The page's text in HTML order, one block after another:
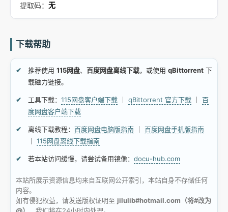
提取码： 无
下载帮助
推荐使用 115网盘、 百度网盘离线下载，或使用 qBittorrent 下
载磁力链接。
工具下载： 115网盘客户端下载 ｜ qBittorrent 官方下载 ｜ 百
度网盘客户端下载
离线下载教程： 百度网盘电脑版指南 ｜ 百度网盘手机版指南
｜ 115网盘离线下载指南
若本站访问缓慢，请尝试备用镜像： docu-hub.com
本站所展示资源信息均来自互联网公开索引，本站自身不存储任何
内容。
如有侵犯权益，请发送版权证明至 jilulib#hotmail.com（将#改为
@）
，我们将在24小时内处理。